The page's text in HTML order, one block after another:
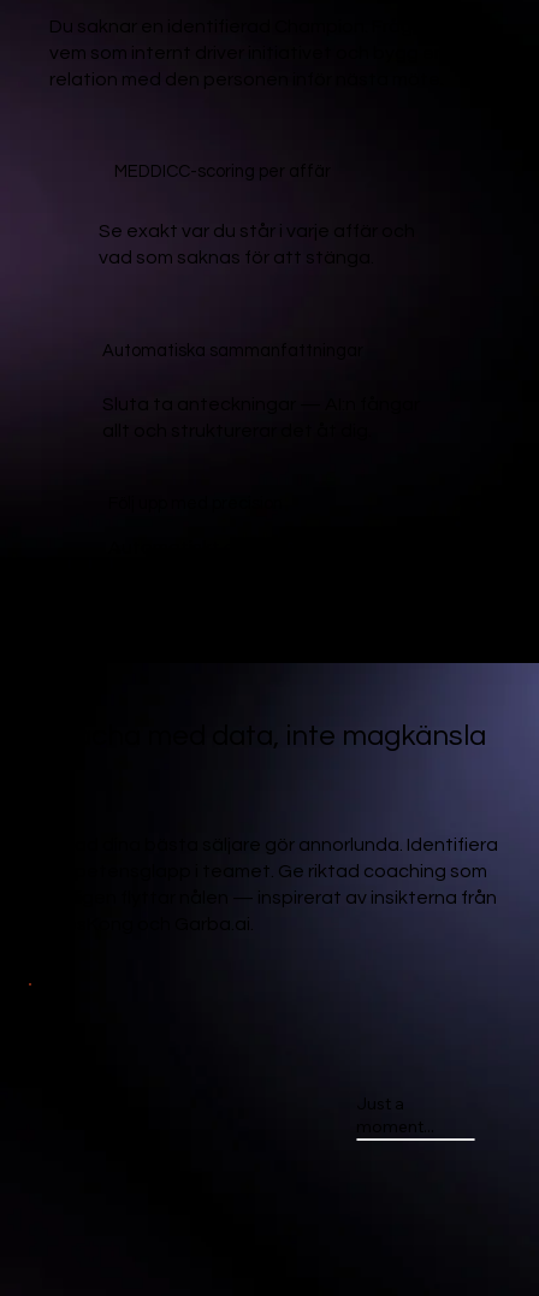
MEDDICC-scoring per affär
Se exakt var du står i varje affär och
vad som saknas för att stänga.
Automatiska sammanfattningar
Sluta ta anteckningar — AI:n fångar
Du saknar en identifierad Champion. Fråga om
vem som internt driver initiativet och bygg en
relation med den personen inför nästa möte.
Just a
moment...
Coacha med data, inte magkänsla
Se vad dina bästa säljare gör annorlunda. Identifiera
kompetensglapp i teamet. Ge riktad coaching som
verkligen flyttar nålen — inspirerat av insikterna från
SalesKong och Garba.ai.